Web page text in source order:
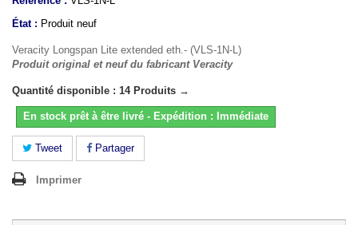
État : Produit neuf
Veracity Longspan Lite extended eth.- (VLS-1N-L)
Produit original et neuf du fabricant Veracity
Quantité disponible : 14 Produits →
En stock prêt à être livré - Expédition : Immédiate
Tweet Partager
Imprimer